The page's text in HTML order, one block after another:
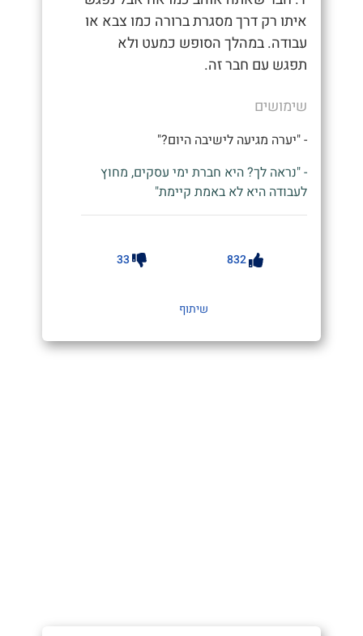
איתו רק דרך מסגרת ברורה כמו צבא או
עבודה. במהלך הסופש כמעט ולא
תפגש עם חבר זה.
שימושים
- "יערה מגיעה לישיבה היום?"
- "נראה לך? היא חברת ימי עסקים, מחוץ
לעבודה היא לא באמת קיימת"
832
33
שיתוף